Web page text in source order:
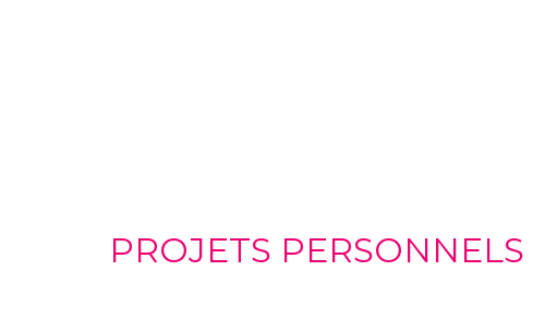
PROJETS PERSONNELS